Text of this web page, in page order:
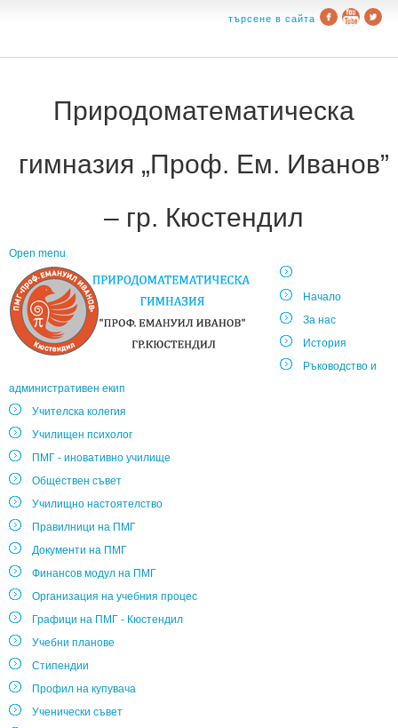
търсене в сайта
Природоматематическа
гимназия „Проф. Ем. Иванов”
– гр. Кюстендил
Open menu
Начало
За нас
История
Ръководство и
административен екип
Учителска колегия
Училищен психолог
ПМГ - иновативно училище
Обществен съвет
Училищно настоятелство
Правилници на ПМГ
Документи на ПМГ
Финансов модул на ПМГ
Организация на учебния процес
Графици на ПМГ - Кюстендил
Учебни планове
Стипендии
Профил на купувача
Ученически съвет